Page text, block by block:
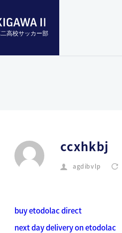
高校サッカー部
ccxhkbj
agdibvlp
buy etodolac direct
next day delivery on etodolac